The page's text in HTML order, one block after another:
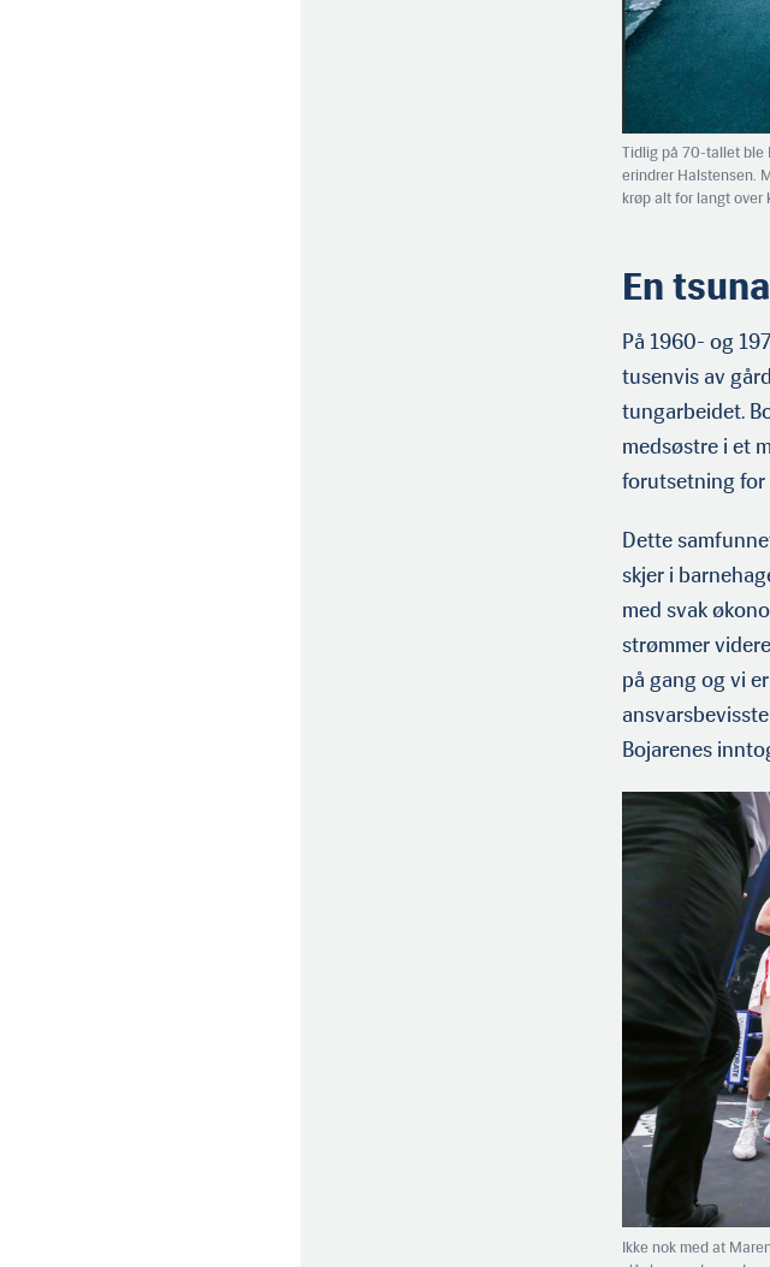
Tidlig på 70-tallet ble
erindrer Halstensen.
krøp alt for langt over
En
På 1960- og
tusenvis av
tungarbeidet.
medsøstre i et
forutsetning for
Dette
skjer i
med svak
strømmer
på gang og vi
Bojarenes
Ikke nok med at